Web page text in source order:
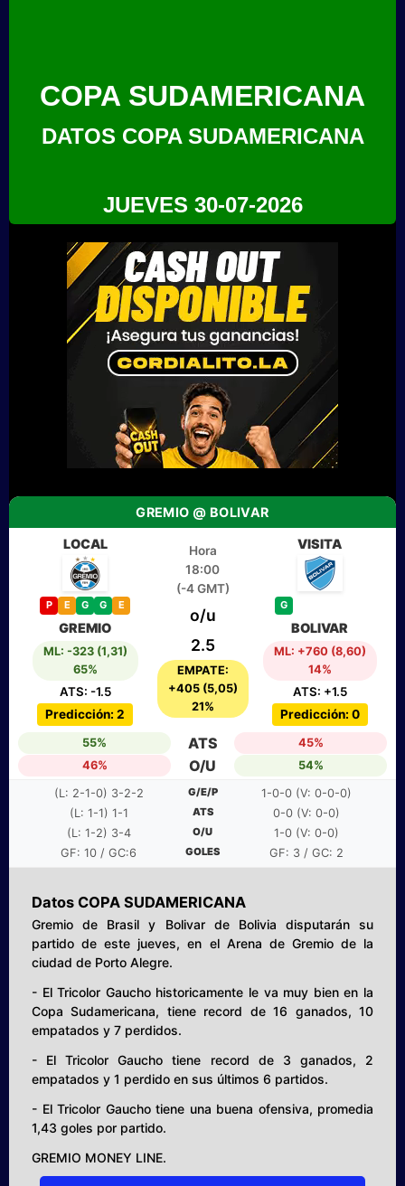
COPA SUDAMERICANA
DATOS COPA SUDAMERICANA
JUEVES 30-07-2026
GREMIO @ BOLIVAR
LOCAL
P E G G E
GREMIO
ML: -323 (1,31)
65%
ATS: -1.5
Predicción: 2
Hora
18:00
(-4 GMT)
o/u
2.5
EMPATE:
+405 (5,05)
21%
VISITA
G
BOLIVAR
ML: +760 (8,60)
14%
ATS: +1.5
Predicción: 0
55% ATS
45%
46%
O/U 54%
(L: 2-1-0) 3-2-2 G/E/P
1-0-0 (V: 0-0-0)
(L: 1-1) 1-1
ATS
0-0 (V: 0-0)
(L: 1-2) 3-4
O/U
1-0 (V: 0-0)
GF: 10 / GC:6
GOLES GF: 3 / GC: 2
Datos COPA SUDAMERICANA
Gremio de Brasil y Bolivar de Bolivia disputarán su
partido de este jueves, en el Arena de Gremio de la
ciudad de Porto Alegre.
- El Tricolor Gaucho historicamente le va muy bien en la
Copa Sudamericana, tiene record de 16 ganados, 10
empatados y 7 perdidos.
- El Tricolor Gaucho tiene record de 3 ganados, 2
empatados y 1 perdido en sus últimos 6 partidos.
- El Tricolor Gaucho tiene una buena ofensiva, promedia
1,43 goles por partido.
GREMIO MONEY LINE.